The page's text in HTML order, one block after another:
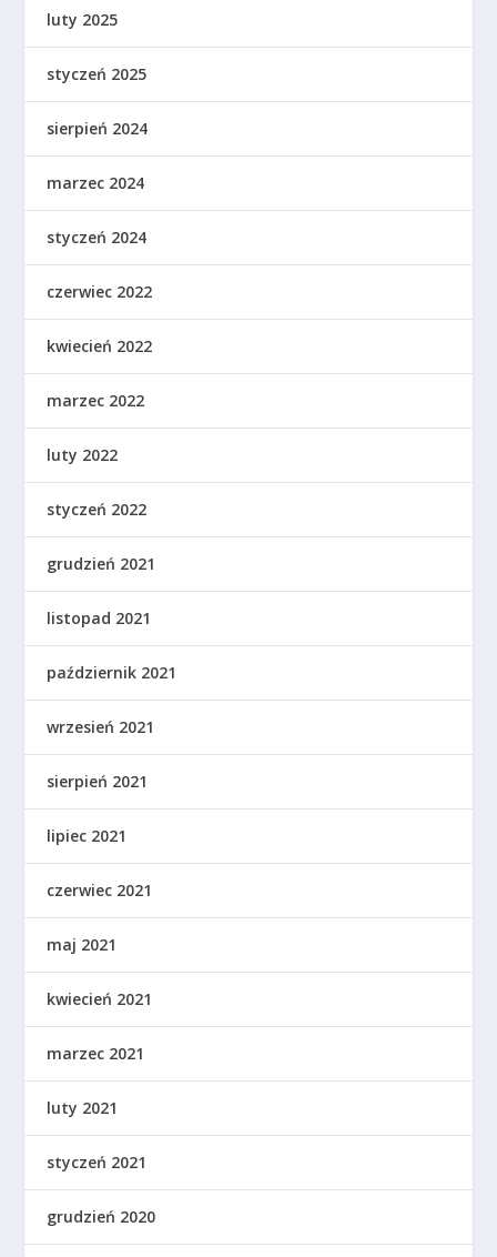
luty 2025
styczeń 2025
sierpień 2024
marzec 2024
styczeń 2024
czerwiec 2022
kwiecień 2022
marzec 2022
luty 2022
styczeń 2022
grudzień 2021
listopad 2021
październik 2021
wrzesień 2021
sierpień 2021
lipiec 2021
czerwiec 2021
maj 2021
kwiecień 2021
marzec 2021
luty 2021
styczeń 2021
grudzień 2020